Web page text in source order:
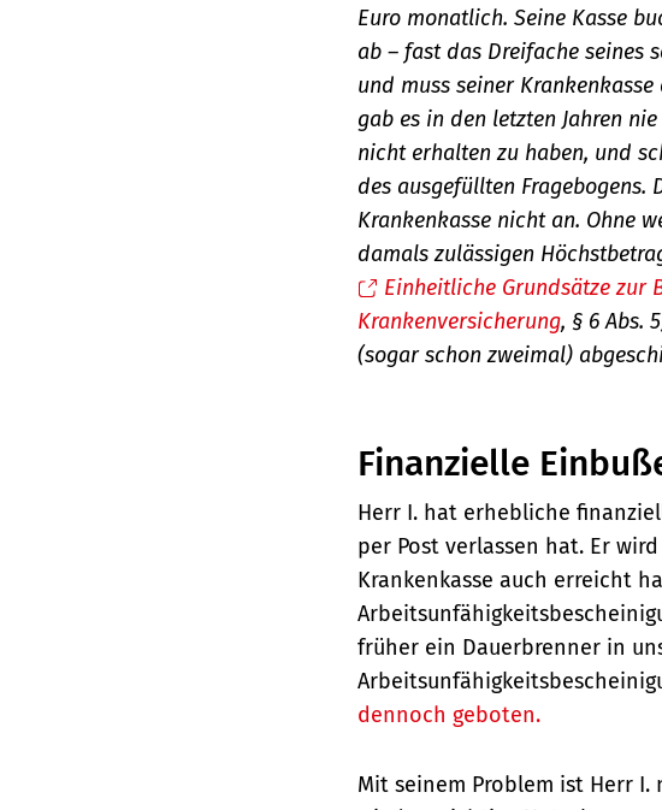
Euro monatlich. Seine Kasse
ab – fast das Dreifache seines
und muss seiner
gab es in den letzten Jahren
nicht erhalten zu haben, und
des ausgefüllten
Krankenkasse nicht an. Ohne
damals zulässigen
Einheitliche Grundsätze zur
Krankenversicherung, § 6 Abs.
(sogar schon zweimal)
Finanzielle
Herr I. hat erhebliche
per Post verlassen hat. Er
Krankenkasse auch erreicht
früher ein Dauerbrenner in
dennoch geboten.
Mit seinem Problem ist Herr